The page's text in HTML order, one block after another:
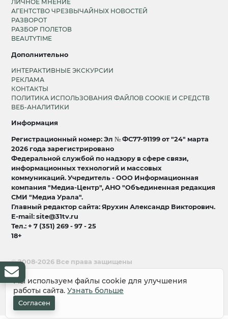
ЛИЧНОЕ МНЕНИЕ
АГЕНТСТВО ЧРЕЗВЫЧАЙНЫХ НОВОСТЕЙ
РАЗВОРОТ
РАЗБОР ПОЛЕТОВ
BEAUTYTIME
Дополнительно
ИНТЕРАКТИВНЫЕ ЭКСКУРСИИ
РЕКЛАМА
КОНТАКТЫ
ПОЛИТИКА ИСПОЛЬЗОВАНИЯ ФАЙЛОВ COOKIE И СРЕДСТВ
ВЕБ-АНАЛИТИКИ
Информация
Регистрационный номер: Эл № ФС77-91199 от "24" марта
2026 года зарегистрировано
Федеральной службой по надзору в сфере связи,
информационных технологий и массовых
коммуникаций. Учредитель - ООО Информационная
компания "Медиа-Центр", АНО "Объединенная редакция
СМИ "Медиа Урала".
Главный редактор сайта: Ярухин Александр Викторович.
E-mail: site@31tv.ru
Тел.: + 7 (351) 269 - 97 - 25
18+
© 2008-2026 Все права защищены
разработка и продвижение:
Мы используем файлы cookie для улучшения
работы сайта. Узнать больше
Согласен